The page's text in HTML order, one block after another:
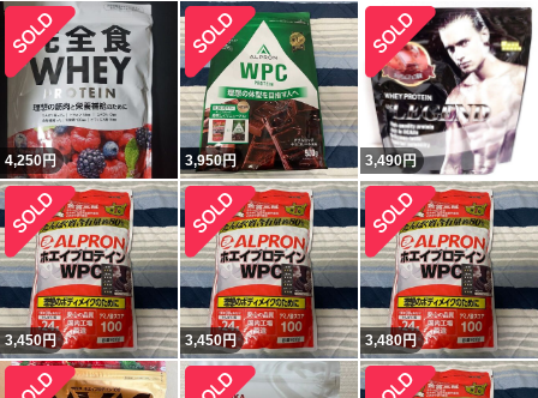
4,250円 3,950円 3,490円
3,450円 3,450円 3,480円